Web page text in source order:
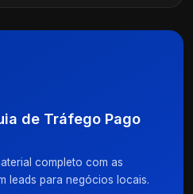
de Tráfego Pago
completo com as
leads para negócios locais.